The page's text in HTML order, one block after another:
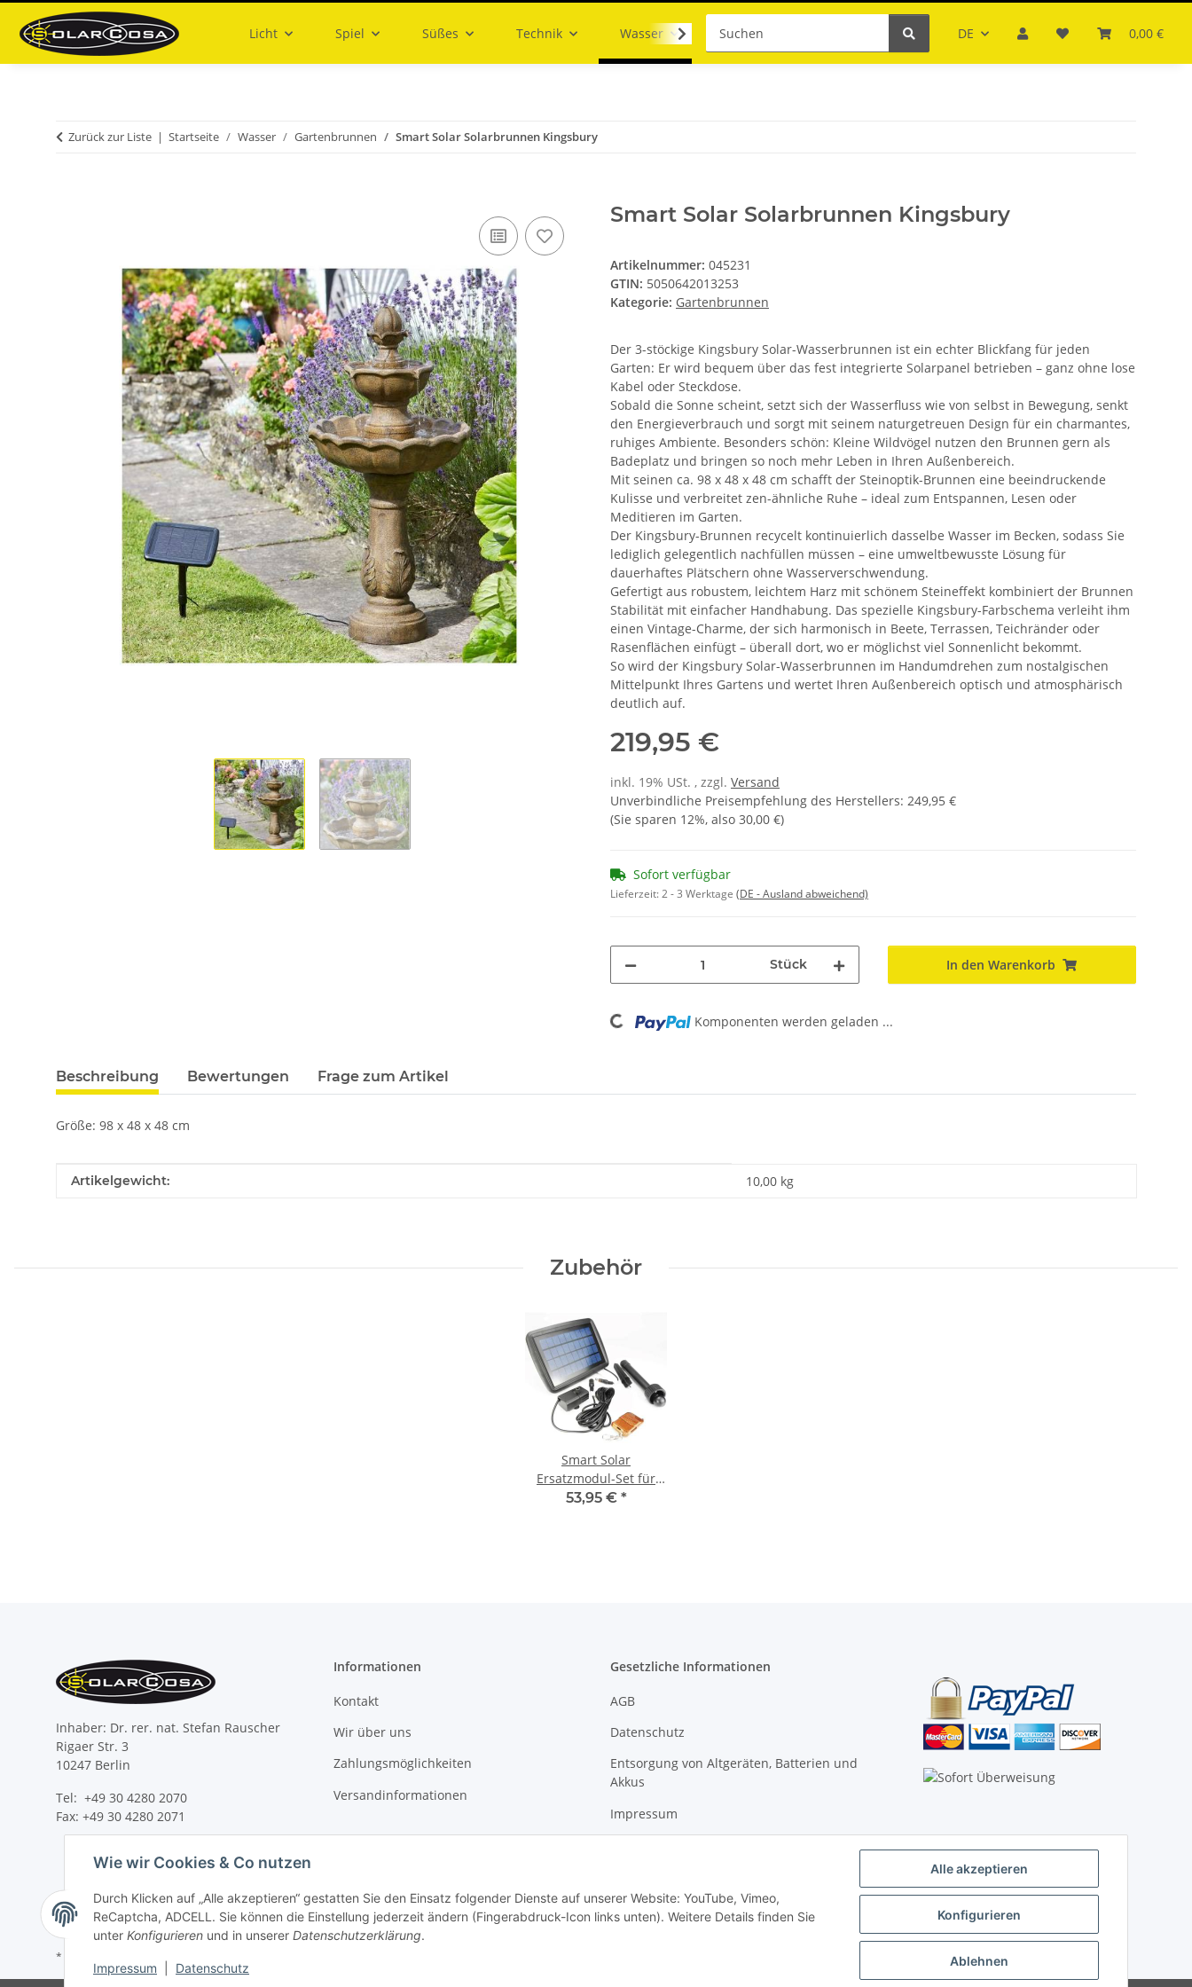
Alle akzeptieren
Konfigurieren
Ablehnen
Wie wir Cookies & Co nutzen
Durch Klicken auf „Alle akzeptieren“ gestatten Sie den Einsatz folgender Dienste auf unserer Website: YouTube, Vimeo,
ReCaptcha, ADCELL. Sie können die Einstellung jederzeit ändern (Fingerabdruck-Icon links unten). Weitere Details finden Sie
unter Konfigurieren und in unserer Datenschutzerklärung.
Impressum Datenschutz
DE 0,00 €
Licht Spiel Süßes Technik Wasser
Zurück zur Liste Startseite Wasser Gartenbrunnen Smart Solar Solarbrunnen Kingsbury
Smart Solar Solarbrunnen Kingsbury
Artikelnummer: 045231
GTIN: 5050642013253
Kategorie: Gartenbrunnen
Der 3-stöckige Kingsbury Solar-Wasserbrunnen ist ein echter Blickfang für jeden
Garten: Er wird bequem über das fest integrierte Solarpanel betrieben – ganz ohne lose
Kabel oder Steckdose.
Sobald die Sonne scheint, setzt sich der Wasserfluss wie von selbst in Bewegung, senkt
den Energieverbrauch und sorgt mit seinem naturgetreuen Design für ein charmantes,
ruhiges Ambiente. Besonders schön: Kleine Wildvögel nutzen den Brunnen gern als
Badeplatz und bringen so noch mehr Leben in Ihren Außenbereich.
Mit seinen ca. 98 x 48 x 48 cm schafft der Steinoptik-Brunnen eine beeindruckende
Kulisse und verbreitet zen-ähnliche Ruhe – ideal zum Entspannen, Lesen oder
Meditieren im Garten.
Der Kingsbury-Brunnen recycelt kontinuierlich dasselbe Wasser im Becken, sodass Sie
lediglich gelegentlich nachfüllen müssen – eine umweltbewusste Lösung für
dauerhaftes Plätschern ohne Wasserverschwendung.
Gefertigt aus robustem, leichtem Harz mit schönem Steineffekt kombiniert der Brunnen
Stabilität mit einfacher Handhabung. Das spezielle Kingsbury-Farbschema verleiht ihm
einen Vintage-Charme, der sich harmonisch in Beete, Terrassen, Teichränder oder
Rasenflächen einfügt – überall dort, wo er möglichst viel Sonnenlicht bekommt.
So wird der Kingsbury Solar-Wasserbrunnen im Handumdrehen zum nostalgischen
Mittelpunkt Ihres Gartens und wertet Ihren Außenbereich optisch und atmosphärisch
deutlich auf.
219,95 €
inkl. 19% USt. , zzgl. Versand
Unverbindliche Preisempfehlung des Herstellers: 249,95 €
(Sie sparen 12%, also 30,00 €)
Sofort verfügbar
Lieferzeit:2 - 3 Werktage (DE - Ausland abweichend)
Stück In den Warenkorb
Loading... Komponenten werden geladen ...
Beschreibung Bewertungen Frage zum Artikel
Größe: 98 x 48 x 48 cm
Produkteigenschaft
Wert
Artikelgewicht: 10,00 kg
Zubehör
Smart Solar
Ersatzmodul-Set für
Kingsbury
53,95 € *
Inhaber: Dr. rer. nat. Stefan Rauscher
Rigaer Str. 3
10247 Berlin
Tel: +49 30 4280 2070
Fax: +49 30 4280 2071
Informationen
Kontakt
Wir über uns
Zahlungsmöglichkeiten
Versandinformationen
Gesetzliche Informationen
AGB
Datenschutz
Entsorgung von Altgeräten, Batterien und
Akkus
Impressum
Vertrag widerrufen
* Alle Preise inkl. gesetzlicher USt., zzgl.